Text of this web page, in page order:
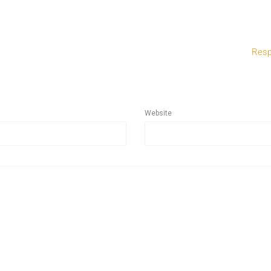
Website